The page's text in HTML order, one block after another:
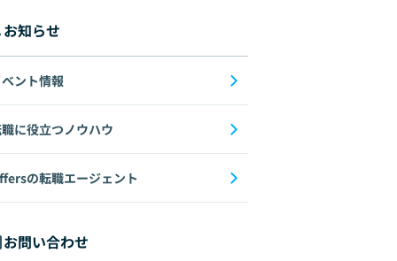
お知らせ
ント情報
に役立つノウハウ
の転職エージェント
お問い合わせ